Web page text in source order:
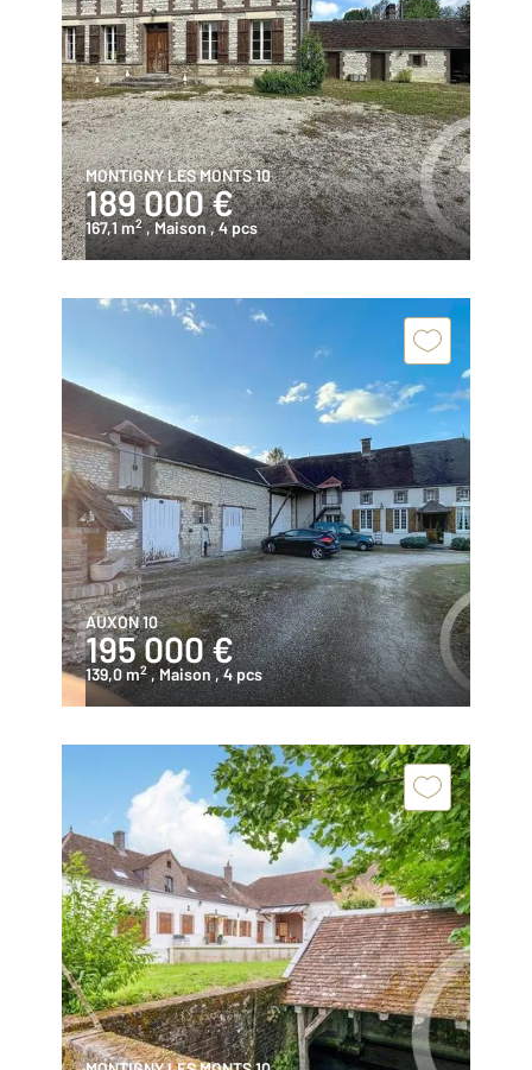
MONTIGNY LES MONTS 10
189 000 €
167,1 m2 , Maison, 4 pcs
AUXON 10
195 000 €
139,0 m2 , Maison , 4 pcs